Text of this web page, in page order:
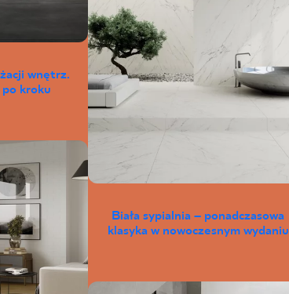
wnętrz.
kroku
Biała sypialnia – ponadczasowa
klasyka w nowoczesnym wydaniu